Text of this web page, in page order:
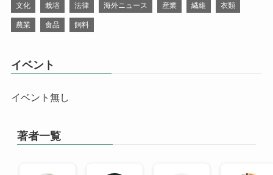
文化 栽培 法律 海外ニュース 産業 繊維 衣類
農業 食品 飼料
イベント
イベント無し
著者一覧